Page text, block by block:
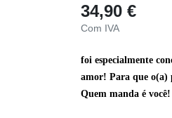
34,90 €
Com IVA
foi especialmente
amor! Para que o(a)
Quem manda é você!